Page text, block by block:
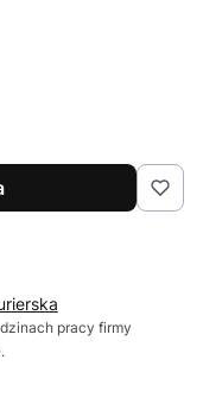
pracy firmy